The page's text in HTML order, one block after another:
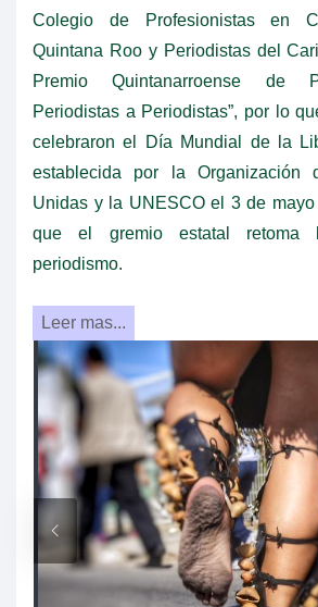
Colegio de Profesionistas en
Quintana Roo y Periodistas del
Premio Quintanarroense de
Periodistas a Periodistas”, por lo
celebraron el Día Mundial de la
establecida por la Organización
Unidas y la UNESCO el 3 de
que el gremio estatal retoma
periodismo.
Leer mas...